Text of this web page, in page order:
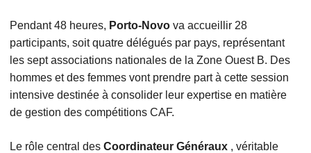
Pendant 48 heures, Porto-Novova accueillir 28
participants, soit quatre délégués par pays, représentant
les sept associations nationales de la Zone Ouest B. Des
hommes et des femmes vont prendre part à cette session
intensive destinée à consolider leur expertise en matière
de gestion des compétitions CAF.
Le rôle central des Coordinateur Généraux, véritable